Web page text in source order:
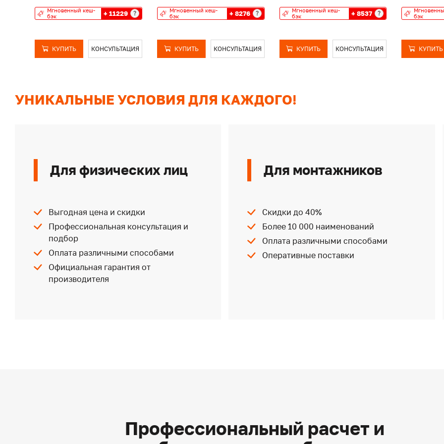
Мгновенный кеш-
бэк
+ 11229 ?
КУПИТЬ КОНСУЛЬТАЦИЯ
Мгновенный кеш-
бэк
+ 8276 ?
КУПИТЬ КОНСУЛЬТАЦИЯ
Мгновенный кеш-
бэк
+ 8537 ?
КУПИТЬ КОНСУЛЬТАЦИЯ
бэк
КУПИТЬ
УНИКАЛЬНЫЕ УСЛОВИЯ ДЛЯ КАЖДОГО!
Для физических лиц
Выгодная цена и скидки
Профессиональная консультация и
подбор
Оплата различными способами
Официальная гарантия от
производителя
Для монтажников
Скидки до 40%
Более 10 000 наименований
Оплата различными способами
Оперативные поставки
Профессиональный расчет и